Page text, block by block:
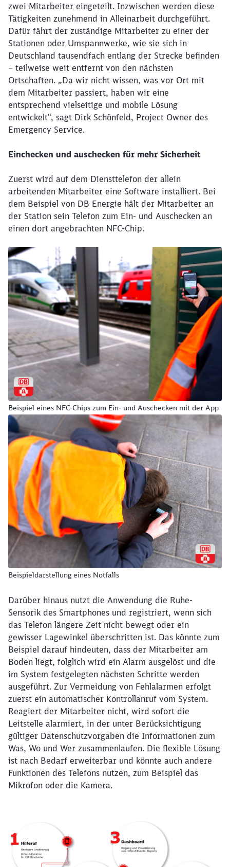
zwei Mitarbeiter eingeteilt. Inzwischen werden diese
Tätigkeiten zunehmend in Alleinarbeit durchgeführt.
Dafür fährt der zuständige Mitarbeiter zu einer der
Stationen oder Umspannwerke, wie sie sich in
Deutschland tausendfach entlang der Strecke befinden
– teilweise weit entfernt von den nächsten
Ortschaften. „Da wir nicht wissen, was vor Ort mit
dem Mitarbeiter passiert, haben wir eine
entsprechend vielseitige und mobile Lösung
entwickelt“, sagt Dirk Schönfeld, Project Owner des
Emergency Service.
Einchecken und auschecken für mehr Sicherheit
Zuerst wird auf dem Diensttelefon der allein
arbeitenden Mitarbeiter eine Software installiert. Bei
dem Beispiel von DB Energie hält der Mitarbeiter an
der Station sein Telefon zum Ein- und Auschecken an
einen dort angebrachten NFC-Chip.
Beispiel eines NFC-Chips zum Ein- und Auschecken mit der App
Beispieldarstellung eines Notfalls
Darüber hinaus nutzt die Anwendung die Ruhe-
Sensorik des Smartphones und registriert, wenn sich
das Telefon längere Zeit nicht bewegt oder ein
gewisser Lagewinkel überschritten ist. Das könnte zum
Beispiel darauf hindeuten, dass der Mitarbeiter am
Boden liegt, folglich wird ein Alarm ausgelöst und die
im System festgelegten nächsten Schritte werden
ausgeführt. Zur Vermeidung von Fehlalarmen erfolgt
zuerst ein automatischer Kontrollanruf vom System.
Reagiert der Mitarbeiter nicht, wird sofort die
Leitstelle alarmiert, in der unter Berücksichtigung
gültiger Datenschutzvorgaben die Informationen zum
Was, Wo und Wer zusammenlaufen. Die flexible Lösung
ist nach Bedarf erweiterbar und könnte auch andere
Funktionen des Telefons nutzen, zum Beispiel das
Mikrofon oder die Kamera.